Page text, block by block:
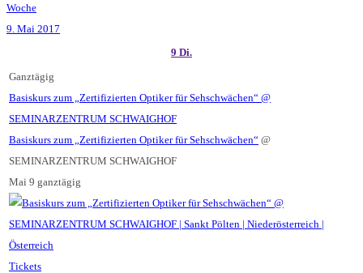
Woche
9. Mai 2017
9 Di.
Ganztägig
Basiskurs zum „Zertifizierten Optiker für Sehschwächen“ @
SEMINARZENTRUM SCHWAIGHOF
Basiskurs zum „Zertifizierten Optiker für Sehschwächen“ @
SEMINARZENTRUM SCHWAIGHOF
Mai 9 ganztägig
Tickets